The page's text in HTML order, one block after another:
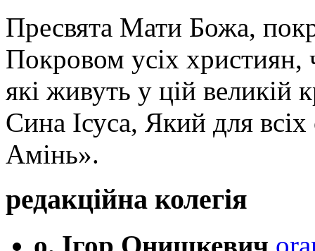
Пресвята Мати Божа,
Покровом усіх християн,
які живуть у цій великій
Сина Ісуса, Який для
Амінь».
редакційна колегія